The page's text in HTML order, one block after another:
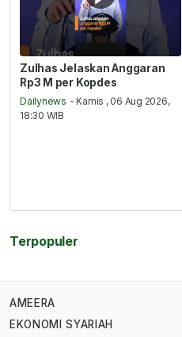
Zulhas Jelaskan Anggaran
Rp3 M per Kopdes
Dailynews - Kamis , 06 Aug 2026,
18:30 WIB
Terpopuler
AMEERA
EKONOMI SYARIAH